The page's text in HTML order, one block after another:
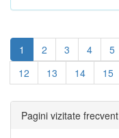
1 2 3 4 5
12
13 14 15
Pagini vizitate frecvent